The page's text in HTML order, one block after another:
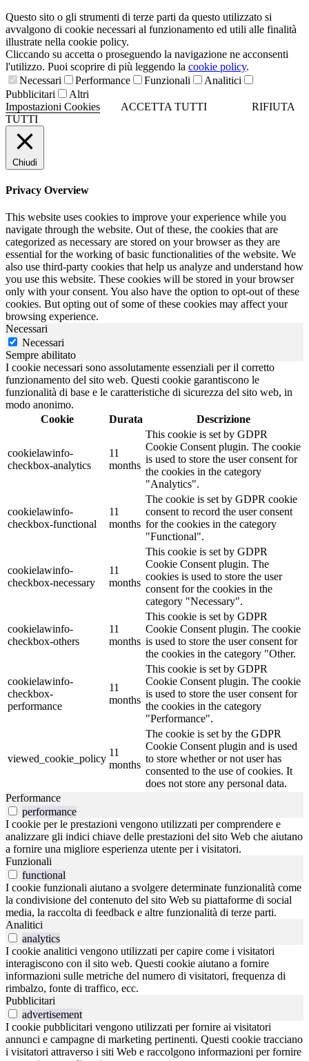
Questo sito o gli strumenti di terze parti da questo utilizzato si
avvalgono di cookie necessari al funzionamento ed utili alle finalità
illustrate nella cookie policy.
Cliccando su accetta o proseguendo la navigazione ne acconsenti
l'utilizzo. Puoi scoprire di più leggendo la cookie policy.
Necessari
Performance Funzionali
Analitici
Pubblicitari
Altri
Impostazioni Cookies
ACCETTA TUTTI
RIFIUTA
TUTTI
Chiudi
Privacy Overview
This website uses cookies to improve your experience while you
navigate through the website. Out of these, the cookies that are
categorized as necessary are stored on your browser as they are
essential for the working of basic functionalities of the website. We
also use third-party cookies that help us analyze and understand how
you use this website. These cookies will be stored in your browser
only with your consent. You also have the option to opt-out of these
cookies. But opting out of some of these cookies may affect your
browsing experience.
Necessari
Necessari
Sempre abilitato
I cookie necessari sono assolutamente essenziali per il corretto
funzionamento del sito web. Questi cookie garantiscono le
funzionalità di base e le caratteristiche di sicurezza del sito web, in
modo anonimo.
Cookie
Durata Descrizione
cookielawinfo-
checkbox-analytics
11
months
This cookie is set by GDPR
Cookie Consent plugin. The cookie
is used to store the user consent for
the cookies in the category
"Analytics".
cookielawinfo-
checkbox-functional
11
months
The cookie is set by GDPR cookie
consent to record the user consent
for the cookies in the category
"Functional".
cookielawinfo-
checkbox-necessary
11
months
This cookie is set by GDPR
Cookie Consent plugin. The
cookies is used to store the user
consent for the cookies in the
category "Necessary".
cookielawinfo-
checkbox-others
11
months
This cookie is set by GDPR
Cookie Consent plugin. The cookie
is used to store the user consent for
the cookies in the category "Other.
cookielawinfo-
checkbox-
performance
11
months
This cookie is set by GDPR
Cookie Consent plugin. The cookie
is used to store the user consent for
the cookies in the category
"Performance".
viewed_cookie_policy
11
months
The cookie is set by the GDPR
Cookie Consent plugin and is used
to store whether or not user has
consented to the use of cookies. It
does not store any personal data.
Performance
performance
I cookie per le prestazioni vengono utilizzati per comprendere e
analizzare gli indici chiave delle prestazioni del sito Web che aiutano
a fornire una migliore esperienza utente per i visitatori.
Funzionali
functional
I cookie funzionali aiutano a svolgere determinate funzionalità come
la condivisione del contenuto del sito Web su piattaforme di social
media, la raccolta di feedback e altre funzionalità di terze parti.
Analitici
analytics
I cookie analitici vengono utilizzati per capire come i visitatori
interagiscono con il sito web. Questi cookie aiutano a fornire
informazioni sulle metriche del numero di visitatori, frequenza di
rimbalzo, fonte di traffico, ecc.
Pubblicitari
advertisement
I cookie pubblicitari vengono utilizzati per fornire ai visitatori
annunci e campagne di marketing pertinenti. Questi cookie tracciano
i visitatori attraverso i siti Web e raccolgono informazioni per fornire